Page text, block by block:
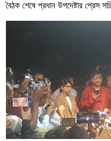
বৈঠক শেষে প্রধান উপদেষ্টার প্রেস